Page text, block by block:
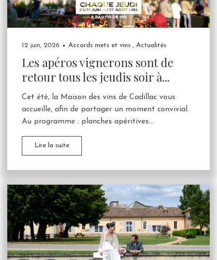
12 juin, 2026 Accords mets et vins , Actualités
Les apéros vignerons sont de
retour tous les jeudis soir à...
Cet été, la Maison des vins de Cadillac vous
accueille, afin de partager un moment convivial.
Au programme : planches apéritives...
Lire la suite